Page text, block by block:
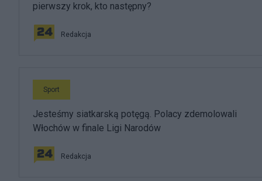
pierwszy krok, kto następny?
Redakcja
Sport
Jesteśmy siatkarską potęgą. Polacy zdemolowali
Włochów w finale Ligi Narodów
Redakcja